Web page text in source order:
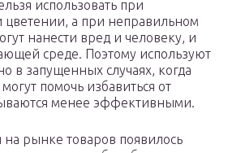
использовать при
а при неправильном
нанести вред и человеку, и
среде. Поэтому используют
в запущенных случаях, когда
помочь избавиться от
менее эффективными.
рынке товаров появилось